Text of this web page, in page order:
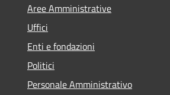
Aree Amministrative
Uffici
Enti e fondazioni
Politici
Personale Amministrativo